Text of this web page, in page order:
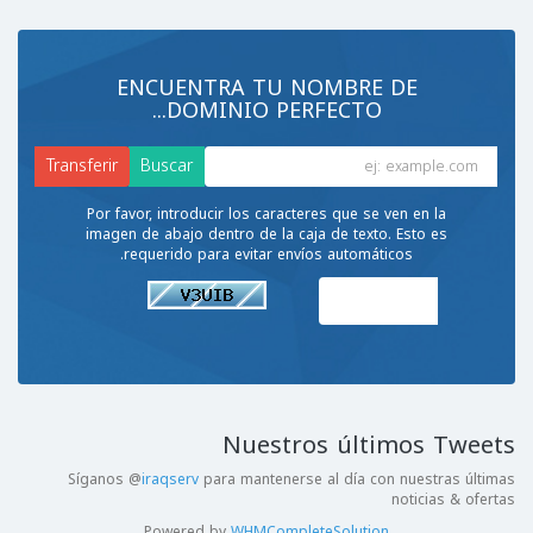
ENCUENTRA TU NOMBRE DE
DOMINIO PERFECTO...
Por favor, introducir los caracteres que se ven en la
imagen de abajo dentro de la caja de texto. Esto es
requerido para evitar envíos automáticos.
Nuestros últimos Tweets
Síganos @iraqserv para mantenerse al día con nuestras últimas
noticias & ofertas